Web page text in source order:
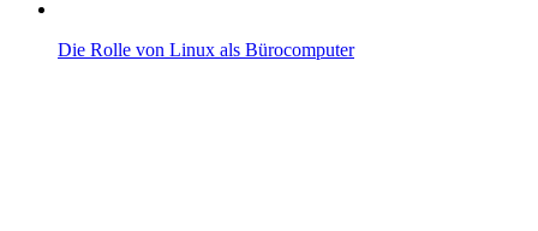
Die Rolle von Linux als Bürocomputer